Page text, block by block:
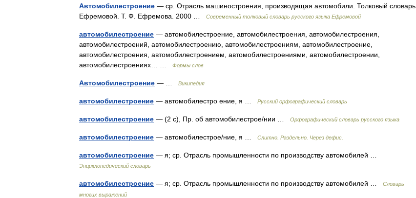
Автомобилестроение — ср. Отрасль машиностроения, производящая автомобили. Толковый словарь
Ефремовой. Т. Ф. Ефремова. 2000 …
Современный толковый словарь русского языка Ефремовой
автомобилестроение — автомобилестроение, автомобилестроения, автомобилестроения,
автомобилестроений, автомобилестроению, автомобилестроениям, автомобилестроение,
автомобилестроения, автомобилестроением, автомобилестроениями, автомобилестроении,
автомобилестроениях… …
Формы слов
Автомобилестроение — … Википедия
автомобилестроение — автомобилестро ение, я … Русский орфографический словарь
автомобилестроение — (2 с), Пр. об автомобилестрое/нии … Орфографический словарь русского языка
автомобилестроение — автомобилестрое/ние, я … Слитно. Раздельно. Через дефис.
автомобилестроение — я; ср. Отрасль промышленности по производству автомобилей …
Энциклопедический словарь
автомобилестроение — я; ср. Отрасль промышленности по производству автомобилей …
Словарь
многих выражений